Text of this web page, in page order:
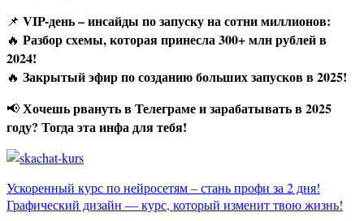
📌 VIP-день – инсайды по запуску на сотни миллионов:
🔥 Разбор схемы, которая принесла 300+ млн рублей в
2024!
🔥 Закрытый эфир по созданию больших запусков в 2025!
📢Хочешь рвануть в Телеграме и зарабатывать в 2025
году? Тогда эта инфа для тебя!
Навигация
Ускоренный курс по нейросетям – стань профи за 2 дня!
Графический дизайн — курс, который изменит твою жизнь!